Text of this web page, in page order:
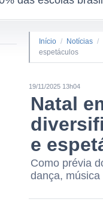
Início / Notícias /
espetáculos
19/11/2025 13h04
Natal
e
Como prévia
dança,